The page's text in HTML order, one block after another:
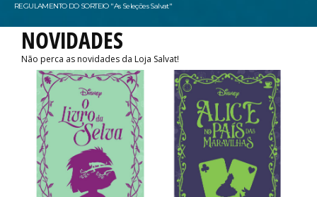
REGULAMENTO DO SORTEIO "As Seleções Salvat"
NOVIDADES
Não perca as novidades da Loja Salvat!